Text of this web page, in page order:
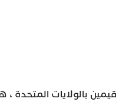
بالولايات المتحدة